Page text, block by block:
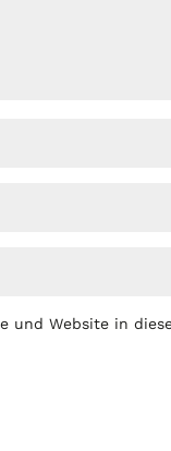
und Website in